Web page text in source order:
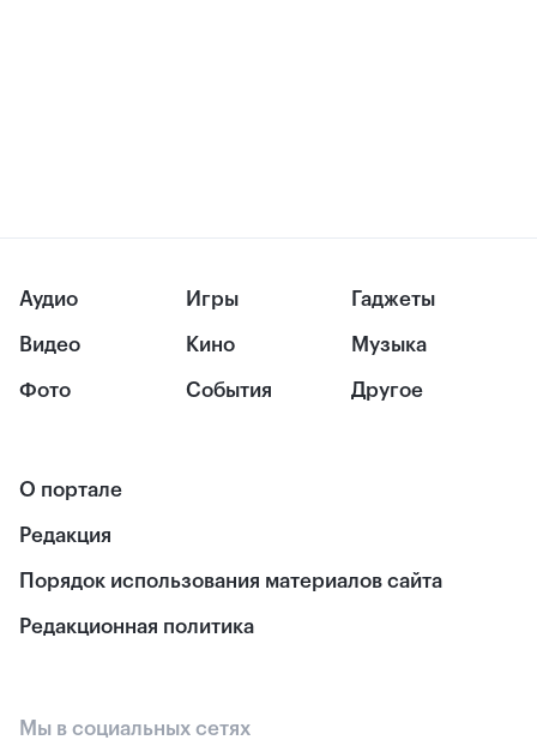
Аудио
Видео
Фото
Игры
Кино
События
Гаджеты
Музыка
Другое
О портале
Редакция
Порядок использования материалов сайта
Редакционная политика
Мы в социальных сетях